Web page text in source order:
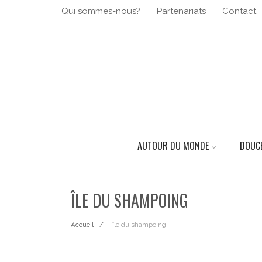
Qui sommes-nous? Partenariats Contact
AUTOUR DU MONDE
ÎLE DU SHAMPOING
Accueil île du shampoing